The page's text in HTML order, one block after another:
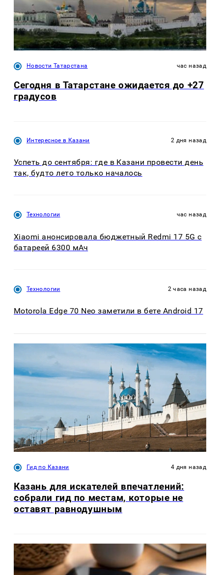
Новости Татарстана час назад
Сегодня в Татарстане ожидается до +27
градусов
Интересное в Казани 2 дня назад
Успеть до сентября: где в Казани провести день
так, будто лето только началось
Технологии час назад
Xiaomi анонсировала бюджетный Redmi 17 5G с
батареей 6300 мАч
Технологии 2 часа назад
Motorola Edge 70 Neo заметили в бете Android 17
Гид по Казани 4 дня назад
Казань для искателей впечатлений:
собрали гид по местам, которые не
оставят равнодушным